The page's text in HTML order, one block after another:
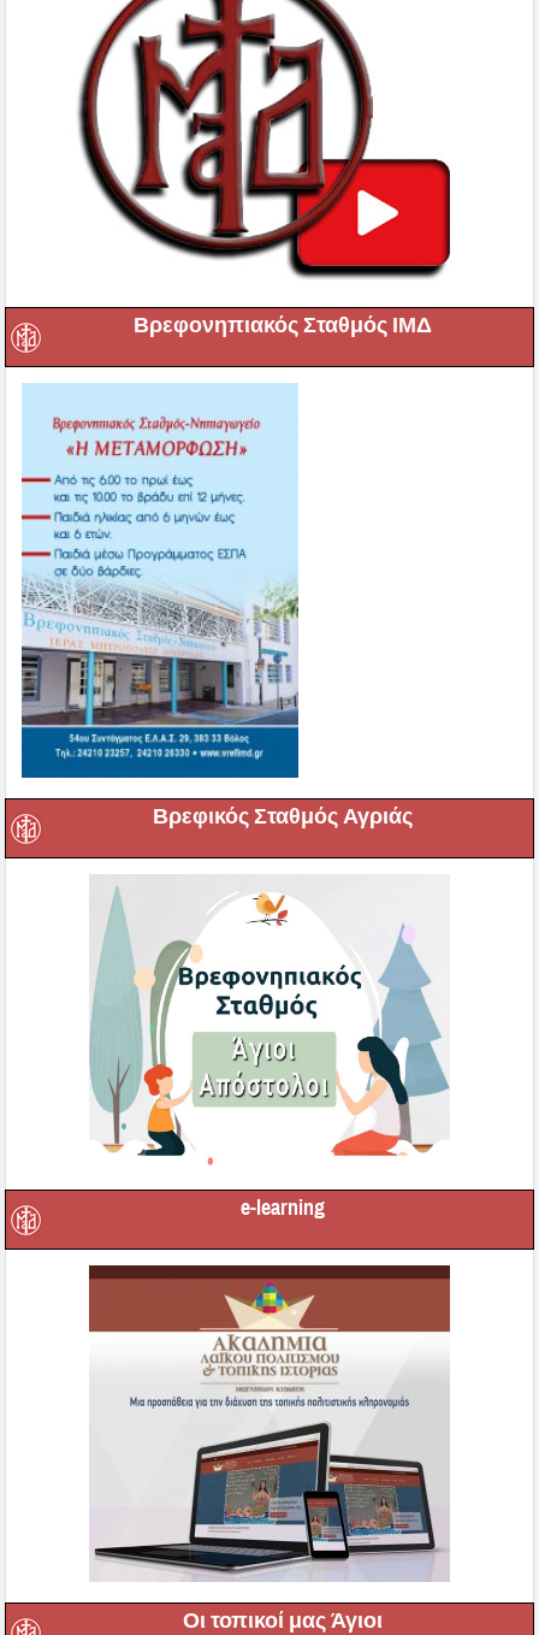
Βρεφονηπιακός Σταθμός ΙΜΔ
Βρεφικός Σταθμός Αγριάς
e-learning
Οι τοπικοί μας Άγιοι